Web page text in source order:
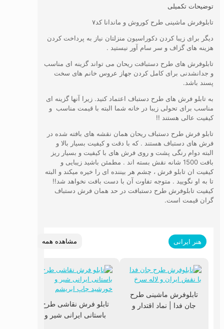
توضیحات تکمیلی
تابلوفرش ماشینی طرح کوروش و ماندانا کد۷
دیگر برای زیبا کردن دکوراسیون منزلتان نیاز به پرداخت کردن
هزینه های گزاف و سر سام آور نیستید .
تابلوفرش های طرح دستبافت ریحان می تواند گزینه ای مناسب
و جدانشدنی برای کامل کردن جهاز عروس خانم های سخت
پسند باشد.
به تابلو فرش های طرح دستباف اعتماد کنید. زیرا آنها گزینه ای
مناسب برای تحولی زیبا در خانه شما البته با قیمت مناسب و
کیفیت عالی هستند !!
تابلو فرش طرح دستباف ریحان همان نقشه های بافته شده در
فرش های دستباف هستند . که با دقت و کیفیت بسیار بالا و
البته دوام رنگی پشت و روی فرش های با کیفیت و بسیار ریز
بافت 1500 شانه نقش بسته اند . مطمئن باشید زیبایی و
کیفیت ان تابلو فرش ، چشم هر بیننده ای را خیره میکند و البته
تا به او نگویید . متوجه تفاوت آن با دست بافت نخواهد شد!!
کیفیت تابلوفرش طرح دستبافت در حد همان فرش دستباف
گران قیمت است.
هنر ایرانی مشاهده همه
تابلوفرش ماشینی طرح
جان فدا | نماد اقتدار و
تابلو فرش نقاشی طرح
باستانی ایرانی شیر و